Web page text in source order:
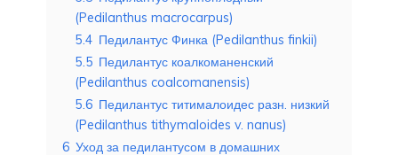
(Pedilanthus macrocarpus)
5.4 Педилантус Финка (Pedilanthus finkii)
5.5 Педилантус коалкоманенский
(Pedilanthus coalcomanensis)
5.6 Педилантус титималоидес разн. низкий
(Pedilanthus tithymaloides v. nanus)
6 Уход за педилантусом в домашних